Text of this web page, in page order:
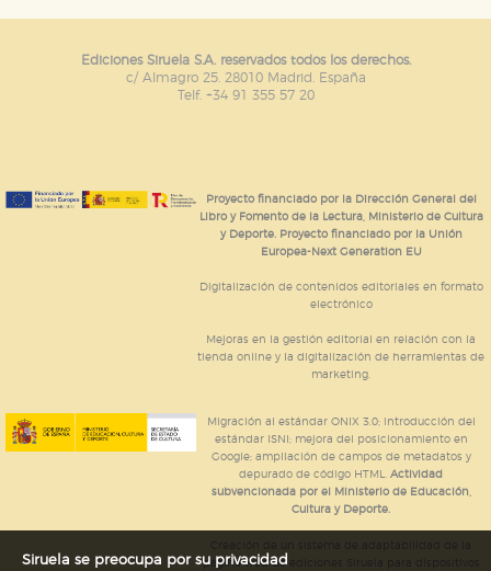
Ediciones Siruela S.A. reservados todos los derechos.
c/ Almagro 25. 28010 Madrid. España
Telf. +34 91 355 57 20
Proyecto financiado por la Dirección General del
Libro y Fomento de la Lectura, Ministerio de Cultura
y Deporte. Proyecto financiado por la Unión
Europea-Next Generation EU
Digitalización de contenidos editoriales en formato
electrónico
Mejoras en la gestión editorial en relación con la
tienda online y la digitalización de herramientas de
marketing.
Migración al estándar ONIX 3.0; introducción del
estándar ISNI; mejora del posicionamiento en
Google; ampliación de campos de metadatos y
depurado de código HTML.Actividad
subvencionada por el Ministerio de Educación,
Cultura y Deporte.
página web de ediciones Siruela para dispositivos
Siruela se preocupa por su privacidad